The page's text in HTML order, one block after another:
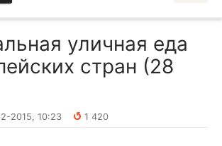
уличная еда
стран (28
2015, 10:23
1 420